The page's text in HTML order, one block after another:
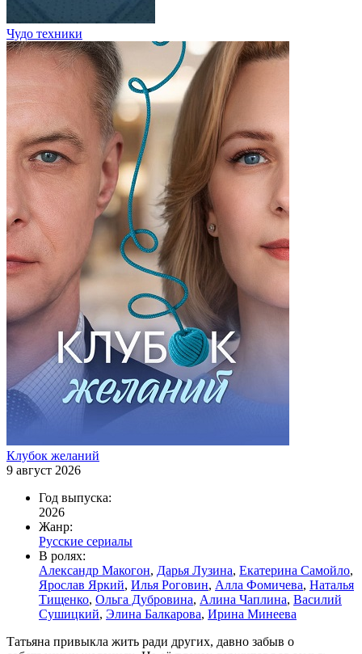
Чудо техники
Клубок желаний
9 август 2026
Год выпуска:
2026
Жанр:
Русские сериалы
В ролях:
Александр Макогон, Дарья Лузина, Екатерина Самойло,
Ярослав Яркий, Илья Роговин, Алла Фомичева, Наталья
Тищенко, Ольга Дубровина, Алина Чаплина, Василий
Сушицкий, Элина Балкарова, Ирина Минеева
Татьяна привыкла жить ради других, давно забыв о